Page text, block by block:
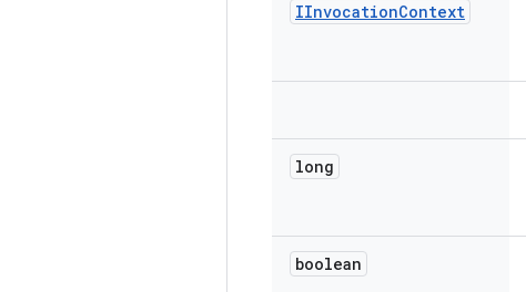
IInvocationContext
long
boolean